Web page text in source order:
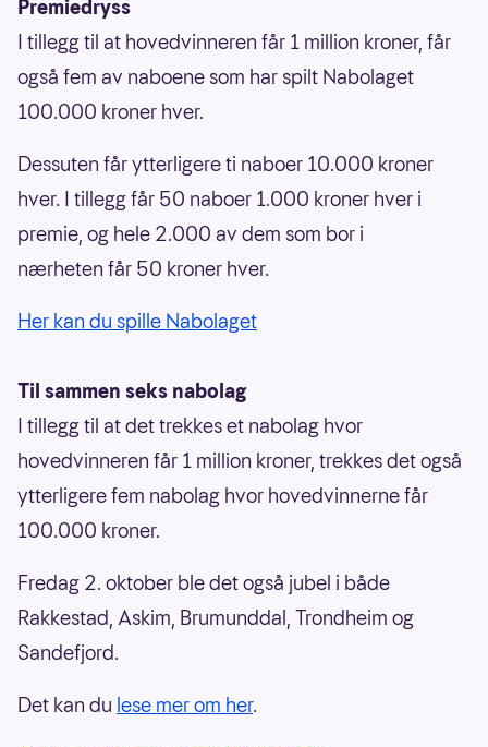
Premiedryss
I tillegg til at hovedvinneren får 1 million kroner, får
også fem av naboene som har spilt Nabolaget
100.000 kroner hver.
Dessuten får ytterligere ti naboer 10.000 kroner
hver. I tillegg får 50 naboer 1.000 kroner hver i
premie, og hele 2.000 av dem som bor i
nærheten får 50 kroner hver.
Her kan du spille Nabolaget
Til sammen seks nabolag
I tillegg til at det trekkes et nabolag hvor
hovedvinneren får 1 million kroner, trekkes det også
ytterligere fem nabolag hvor hovedvinnerne får
100.000 kroner.
Fredag 2. oktober ble det også jubel i både
Rakkestad, Askim, Brumunddal, Trondheim og
Sandefjord.
Det kan du lese mer om her.